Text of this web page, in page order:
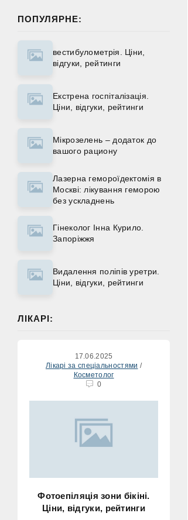
ПОПУЛЯРНЕ:
вестибулометрія. Ціни,
відгуки, рейтинги
Екстрена госпіталізація.
Ціни, відгуки, рейтинги
Мікрозелень – додаток до
вашого рациону
Лазерна гемороїдектомія в
Москві: лікування геморою
без ускладнень
Гінеколог Інна Курило.
Запоріжжя
Видалення поліпів уретри.
Ціни, відгуки, рейтинги
ЛІКАРІ:
17.06.2025
Лікарі за спеціальностями /
Косметолог
0
Фотоепіляція зони бікіні.
Ціни, відгуки, рейтинги